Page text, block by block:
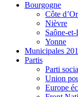
Bourgogne
Côte d’Or
Nièvre
Saône-
Yonne
Municipales
Partis
Parti
Union
Europe